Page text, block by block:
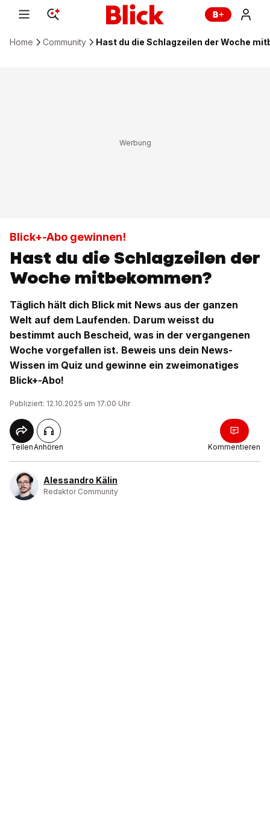
Home Community Hast du die Schlagzeilen der Woche
Blick+-Abo gewinnen!
Hast du die Schlagzeilen der
Woche mitbekommen?
Täglich hält dich Blick mit News aus der ganzen
Welt auf dem Laufenden. Darum weisst du
bestimmt auch Bescheid, was in der vergangenen
Woche vorgefallen ist. Beweis uns dein News-
Wissen im Quiz und gewinne ein zweimonatiges
Blick+-Abo!
Publiziert: 12.10.2025 um 17:00 Uhr
TeilenAnhören Kommentieren
Alessandro Kälin
Redaktor Community